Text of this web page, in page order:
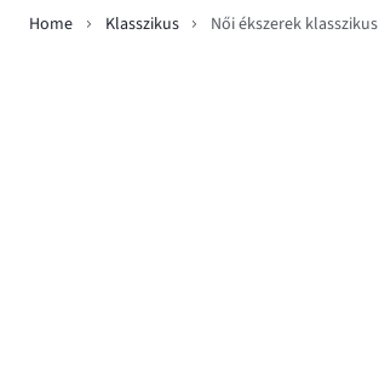
Home Klasszikus Női ékszerek klasszikus